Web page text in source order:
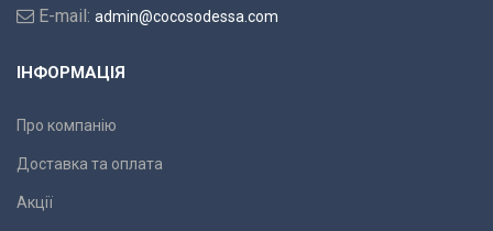
E-mail: admin@cocosodessa.com
ІНФОРМАЦІЯ
Про компанію
Доставка та оплата
Акції